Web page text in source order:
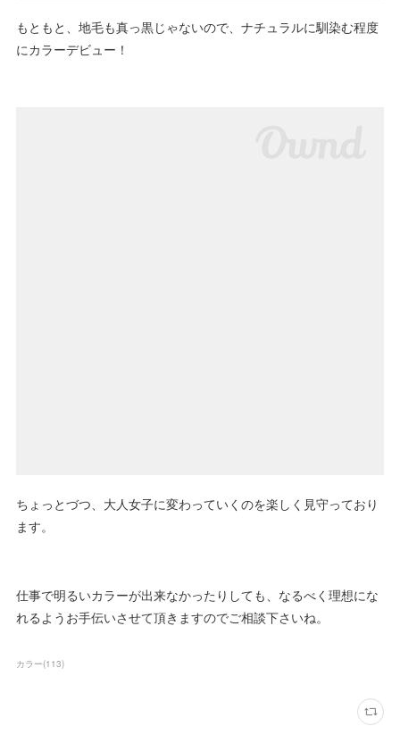
もともと、地毛も真っ黒じゃないので、ナチュラルに馴染む程度
にカラーデビュー！
ちょっとづつ、大人女子に変わっていくのを楽しく見守っており
ます。
仕事で明るいカラーが出来なかったりしても、なるべく理想にな
れるようお手伝いさせて頂きますのでご相談下さいね。
カラー(113)